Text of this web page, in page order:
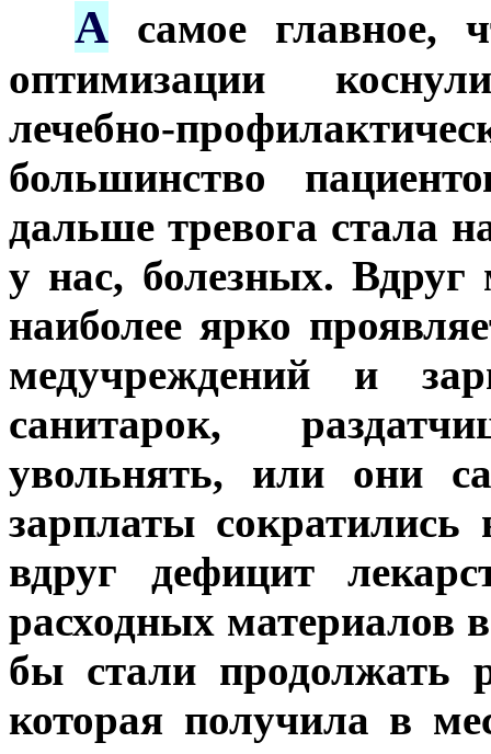
А самое главное,
оптимизации
лечебно-
большинство
дальше тревога стала
у нас, болезных.
наиболее ярко
медучреждений и
санитарок,
увольнять, или они
зарплаты
вдруг дефицит
расходных
бы стали продолжать
которая получила в